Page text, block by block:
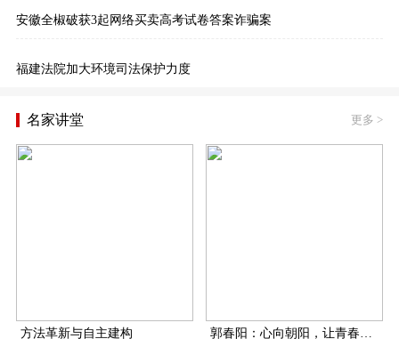
安徽全椒破获3起网络买卖高考试卷答案诈骗案
福建法院加大环境司法保护力度
名家讲堂 更多 >
方法革新与自主建构